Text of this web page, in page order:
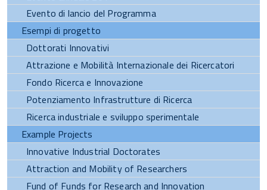
Evento di lancio del Programma
Esempi di progetto
Dottorati Innovativi
Attrazione e Mobilità Internazionale dei Ricercatori
Fondo Ricerca e Innovazione
Potenziamento Infrastrutture di Ricerca
Ricerca industriale e sviluppo sperimentale
Example Projects
Innovative Industrial Doctorates
Attraction and Mobility of Researchers
Fund of Funds for Research and Innovation